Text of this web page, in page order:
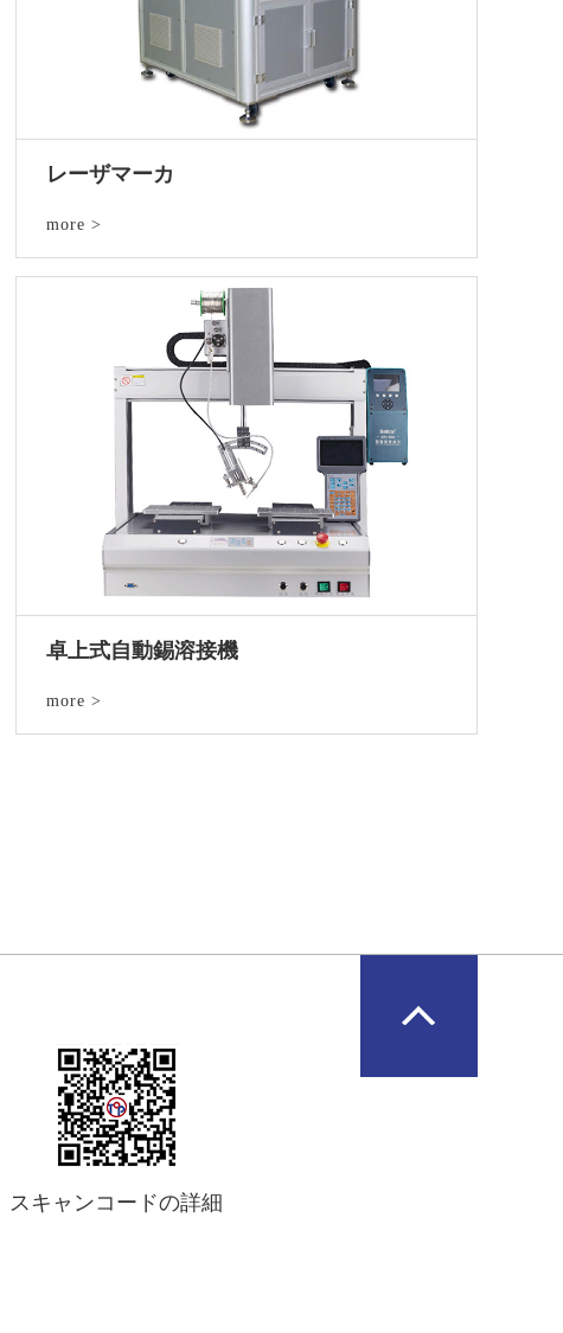
レーザマーカ
more >
卓上式自動錫溶接機
more >
スキャンコードの詳細